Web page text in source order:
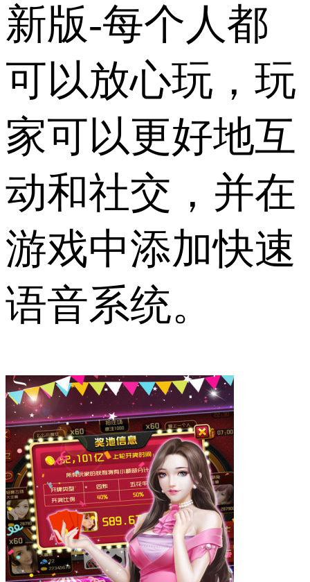
新版-每个人都
可以放心玩，玩
家可以更好地互
动和社交，并在
游戏中添加快速
语音系统。